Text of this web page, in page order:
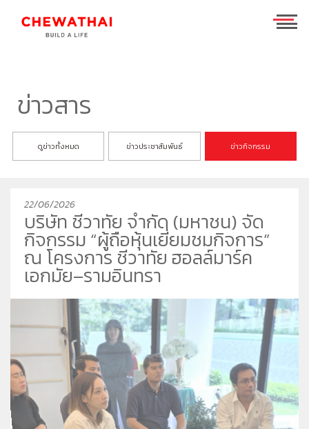
บ้าน
ชีวาวัลย์ ปิ่นเกล้า-สาทร
ชีวารมย์ ราชพฤกษ์ตัดใหม่
คอนโดมิเนียม
ชีวาทัย ปิ่นเกล้า
ชีวาทัย เรสซิเดนซ์ ทองหล่อ
ชีวาทัย ฮอลล์มาร์ค ลาดพร้าว - โชคชัย 4 เฟส 2
ชีวาทัย เกษตร - นวมินทร์
ชีวาทัย เรสซิเดนซ์ อโศก
ชีวาทัย ฮอลล์มาร์ค ลาดพร้าว - โชคชัย 4
ชีวาโฮม สุขสวัสดิ์ - ประชาอุทิศ
ชีวาโฮม วงแหวน - ลำลูกกา
ชีวาโฮม กรุงเทพ - ปทุม
ชีวาโฮม รังสิต - ปทุม
ชีวา ฮาร์ท สุขุมวิท 36
โฮมออฟฟิศ
ชีวา บิซ โฮม เอกชัย-บางบอน
ที่อยู่อาศัยมือสอง
ค้นหาตามโซน
นักลงทุนสัมพันธ์
ข้อมูลพื้นฐาน
ภาพรวมธุรกิจบริษัท
ลักษณะการประกอบธุรกิจ
โครงสร้างกลุ่มบริษัท
ประวัติความเป็นมาของบริษัท
วิสัยทัศน์และพันธกิจ
ชีวาทัยโซไซตี้
Home
Promotion
Activity
Privilege
Info
ข่าว&โปรโมชั่น
ดูข่าวทั้งหมด
ข่าวประชาสัมพันธ์
ข่าวกิจกรรม
ดูโปรโมชั่นทั้งหมด
รับซื้อที่ดิน
ติดต่อเรา
ความรับผิดชอบต่อสังคม
ข่าวสาร
ดูข่าวทั้งหมด ข่าวประชาสัมพันธ์ ข่าวกิจกรรม
22/06/2026
บริษัท ชีวาทัย จำกัด (มหาชน) จัด
กิจกรรม “ผู้ถือหุ้นเยี่ยมชมกิจการ”
ณ โครงการ ชีวาทัย ฮอลล์มาร์ค
เอกมัย–รามอินทรา